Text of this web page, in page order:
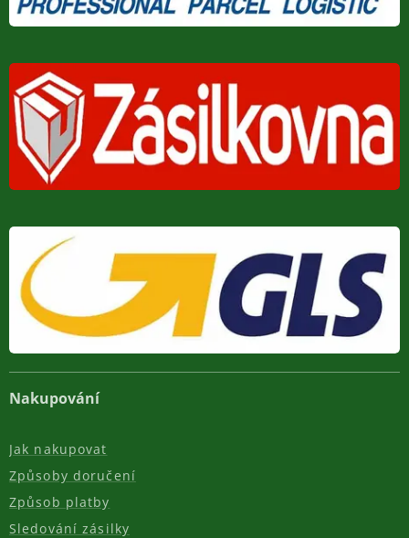
Nakupování
Jak nakupovat
Způsoby doručení
Způsob platby
Sledování zásilky